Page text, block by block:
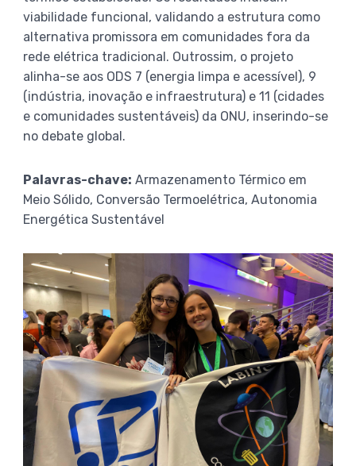
viabilidade funcional, validando a estrutura como
alternativa promissora em comunidades fora da
rede elétrica tradicional. Outrossim, o projeto
alinha-se aos ODS 7 (energia limpa e acessível), 9
(indústria, inovação e infraestrutura) e 11 (cidades
e comunidades sustentáveis) da ONU, inserindo-se
no debate global.
Palavras-chave: Armazenamento Térmico em
Meio Sólido, Conversão Termoelétrica, Autonomia
Energética Sustentável